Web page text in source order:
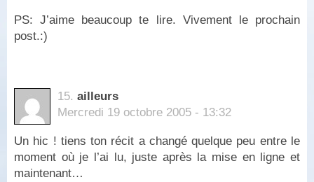
PS: J’aime beaucoup te lire. Vivement le prochain
post.:)
15. ailleurs
Mercredi 19 octobre 2005 - 13:32
Un hic ! tiens ton récit a changé quelque peu entre le
moment où je l’ai lu, juste après la mise en ligne et
maintenant…